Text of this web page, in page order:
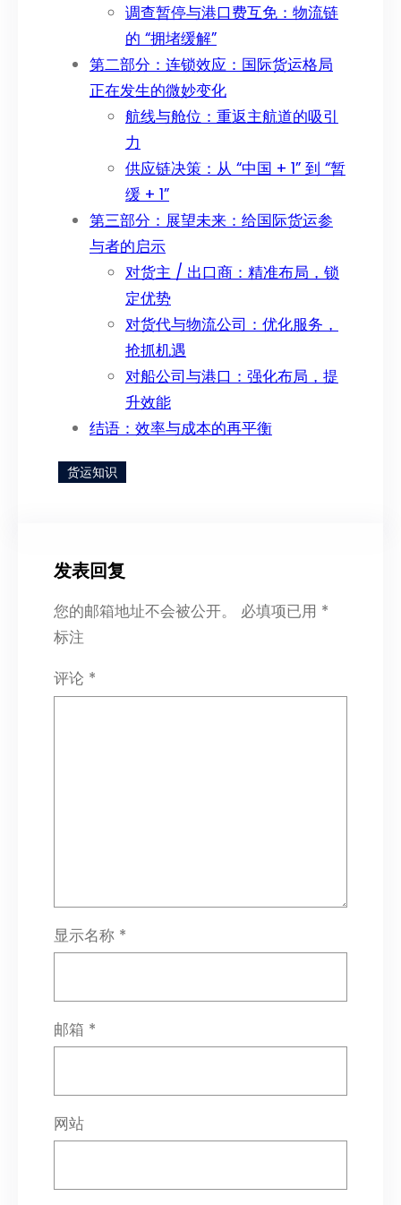
调查暂停与港口费互免：物流链
的 “拥堵缓解”
第二部分：连锁效应：国际货运格局
正在发生的微妙变化
航线与舱位：重返主航道的吸引
力
供应链决策：从 “中国 + 1” 到 “暂
缓 + 1”
第三部分：展望未来：给国际货运参
与者的启示
对货主 / 出口商：精准布局，锁
定优势
对货代与物流公司：优化服务，
抢抓机遇
对船公司与港口：强化布局，提
升效能
结语：效率与成本的再平衡
货运知识
发表回复
您的邮箱地址不会被公开。 必填项已用 *
标注
评论 *
显示名称 *
邮箱 *
网站